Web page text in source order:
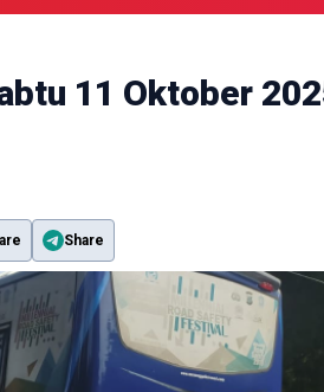
11 Oktober
Share